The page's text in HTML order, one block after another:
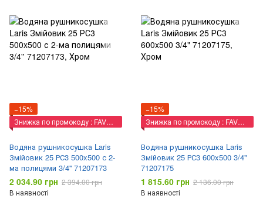
−15%
Знижка по промокоду : FAVORIT
Водяна рушникосушка Laris
Змійовик 25 РС3 500x500 с 2-
ма полицями 3/4'' 71207173
2 034.90 грн 2 394.00 грн
В наявності
−15%
Знижка по промокоду : FAVORIT
Водяна рушникосушка Laris
Змійовик 25 РС3 600x500 3/4"
71207175
1 815.60 грн 2 136.00 грн
В наявності